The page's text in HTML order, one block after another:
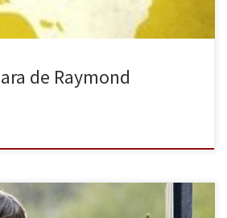
de Raymond